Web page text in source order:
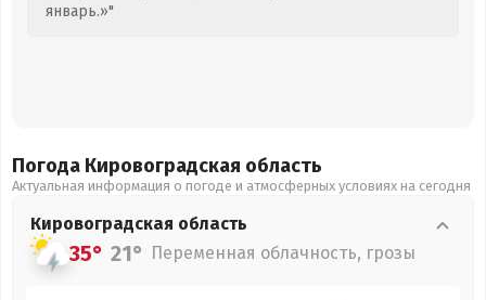
январь.»"
Погода Кировоградская область
Актуальная информация о погоде и атмосферных условиях на сегодня
Кировоградская область
35° 21° Переменная облачность, грозы